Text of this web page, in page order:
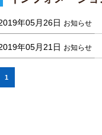
年05月26日 お知らせ
年05月21日 お知らせ
1